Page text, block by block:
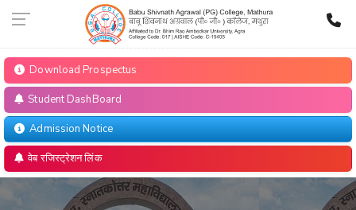
Download Prospectus
Student DashBoard
Admission Notice
वेब रजिस्ट्रेशन लिंक